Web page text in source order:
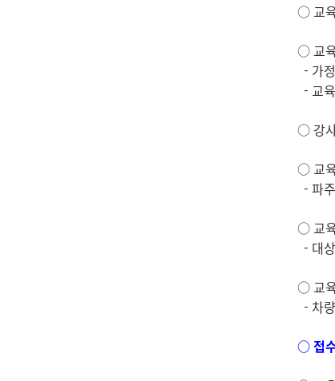
○ 교
○ 교
- 가
- 교
○ 강
○ 교
- 파
○ 교
- 대
○ 교
- 차
○ 접